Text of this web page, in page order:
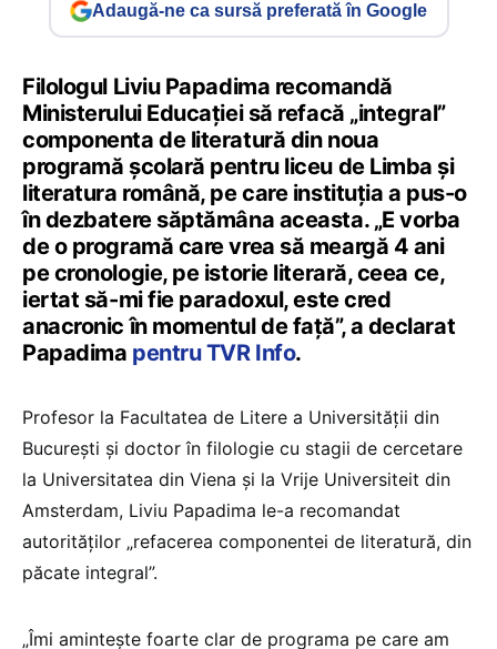
Adaugă-ne ca sursă preferată în Google
Filologul Liviu Papadima recomandă
Ministerului Educației să refacă „integral”
componenta de literatură din noua
programă școlară pentru liceu de Limba și
literatura română, pe care instituția a pus-o
în dezbatere săptămâna aceasta. „E vorba
de o programă care vrea să meargă 4 ani
pe cronologie, pe istorie literară, ceea ce,
iertat să-mi fie paradoxul, este cred
anacronic în momentul de față”, a declarat
Papadima pentru TVR Info.
Profesor la Facultatea de Litere a Universității din
București și doctor în filologie cu stagii de cercetare
la Universitatea din Viena și la Vrije Universiteit din
Amsterdam, Liviu Papadima le-a recomandat
autorităților „refacerea componentei de literatură, din
păcate integral”.
„Îmi amintește foarte clar de programa pe care am